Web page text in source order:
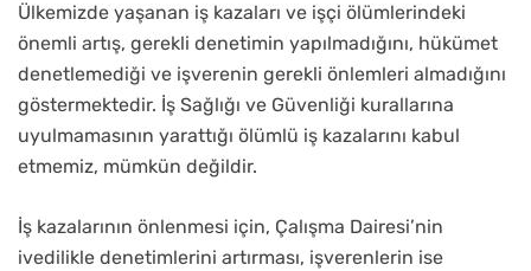
Ülkemizde yaşanan iş kazaları ve işçi ölümlerindeki
önemli artış, gerekli denetimin yapılmadığını, hükümet
denetlemediği ve işverenin gerekli önlemleri almadığını
göstermektedir. İş Sağlığı ve Güvenliği kurallarına
uyulmamasının yarattığı ölümlü iş kazalarını kabul
etmemiz, mümkün değildir.
İş kazalarının önlenmesi için, Çalışma Dairesi’nin
ivedilikle denetimlerini artırması, işverenlerin ise